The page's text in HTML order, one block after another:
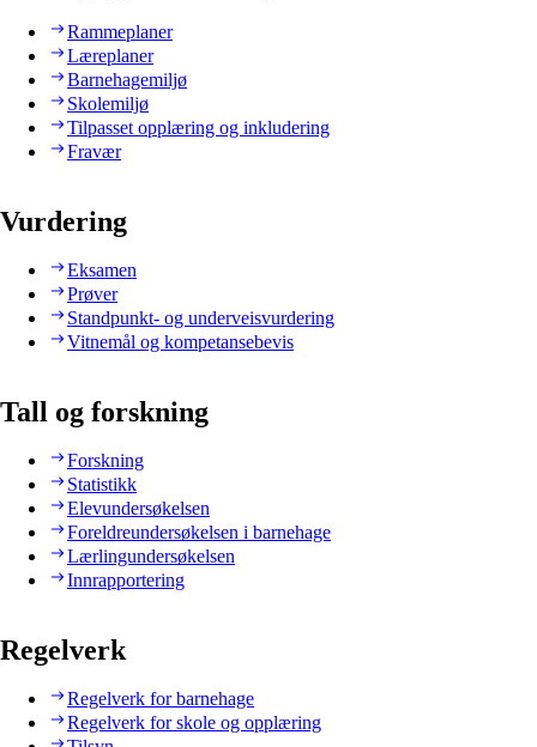
Rammeplaner
Læreplaner
Barnehagemiljø
Skolemiljø
Tilpasset opplæring og inkludering
Fravær
Vurdering
Eksamen
Prøver
Standpunkt- og underveisvurdering
Vitnemål og kompetansebevis
Tall og forskning
Forskning
Statistikk
Elevundersøkelsen
Foreldreundersøkelsen i barnehage
Lærlingundersøkelsen
Innrapportering
Regelverk
Regelverk for barnehage
Regelverk for skole og opplæring